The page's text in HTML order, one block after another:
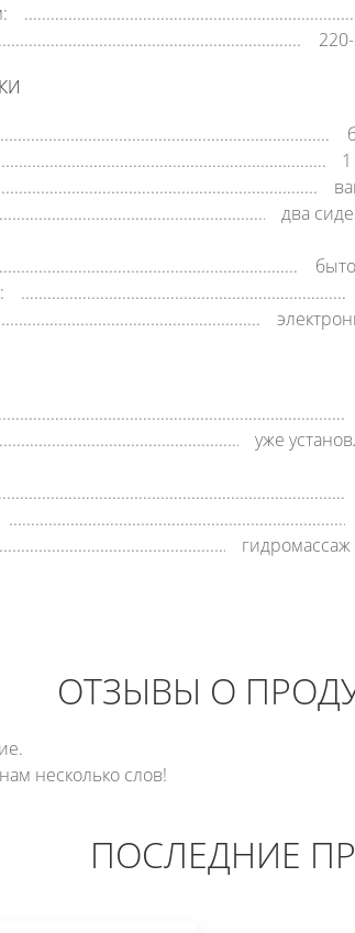
два
уже
гидромассаж
ОТЗЫВЫ О
несколько слов!
ПОСЛЕДНИЕ